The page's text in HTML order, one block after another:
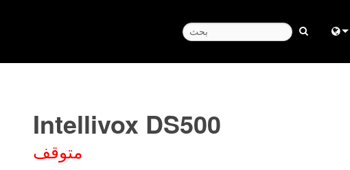
Intellivox DS500
متوقف